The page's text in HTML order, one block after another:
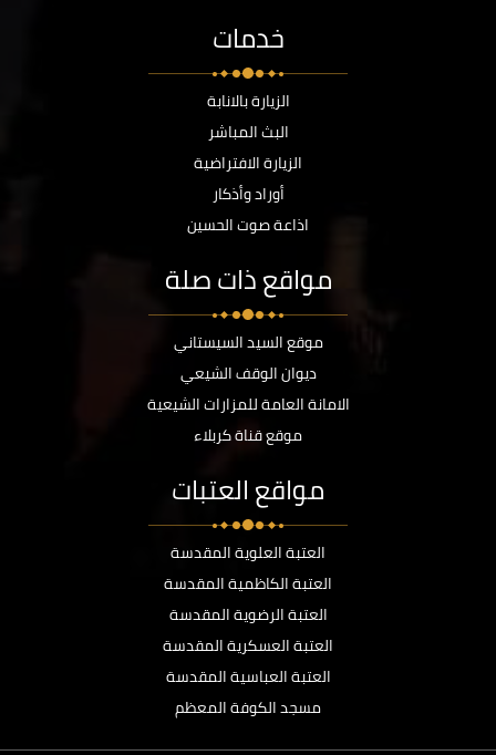
خدمات
الزيارة بالانابة
البث المباشر
الزيارة الافتراضية
أوراد وأذكار
اذاعة صوت الحسين
مواقع ذات صلة
موقع السيد السيستاني
ديوان الوقف الشيعي
الامانة العامة للمزارات الشيعية
موقع قناة كربلاء
مواقع العتبات
العتبة العلوية المقدسة
العتبة الكاظمية المقدسة
العتبة الرضوية المقدسة
العتبة العسكرية المقدسة
العتبة العباسية المقدسة
مسجد الكوفة المعظم